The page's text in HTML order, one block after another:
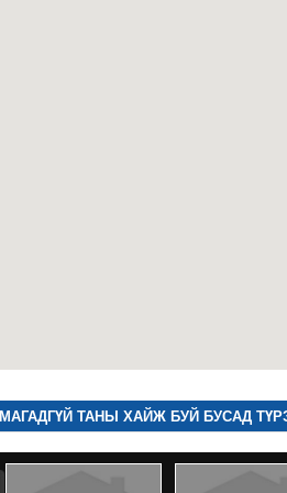
МАГАДГҮЙ ТАНЫ ХАЙЖ БУЙ БУСАД